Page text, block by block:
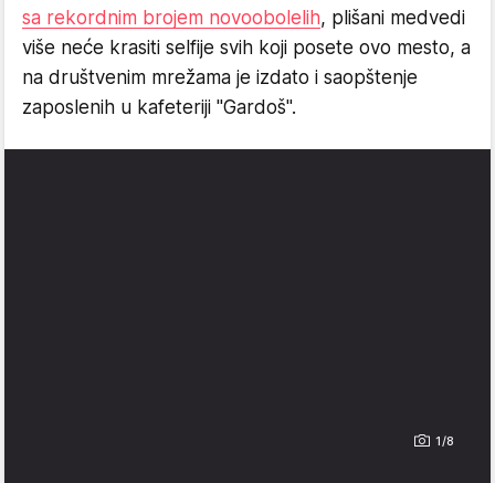
sa rekordnim brojem novoobolelih, plišani medvedi
više neće krasiti selfije svih koji posete ovo mesto, a
na društvenim mrežama je izdato i saopštenje
zaposlenih u kafeteriji "Gardoš".
1/8